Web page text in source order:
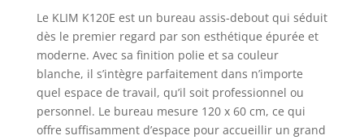
Le KLIM K120E est un bureau assis-debout qui séduit
dès le premier regard par son esthétique épurée et
moderne. Avec sa finition polie et sa couleur
blanche, il s’intègre parfaitement dans n’importe
quel espace de travail, qu’il soit professionnel ou
personnel. Le bureau mesure 120 x 60 cm, ce qui
offre suffisamment d’espace pour accueillir un grand